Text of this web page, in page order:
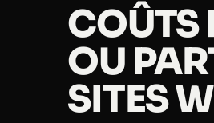
COÛTS
OU
SITES